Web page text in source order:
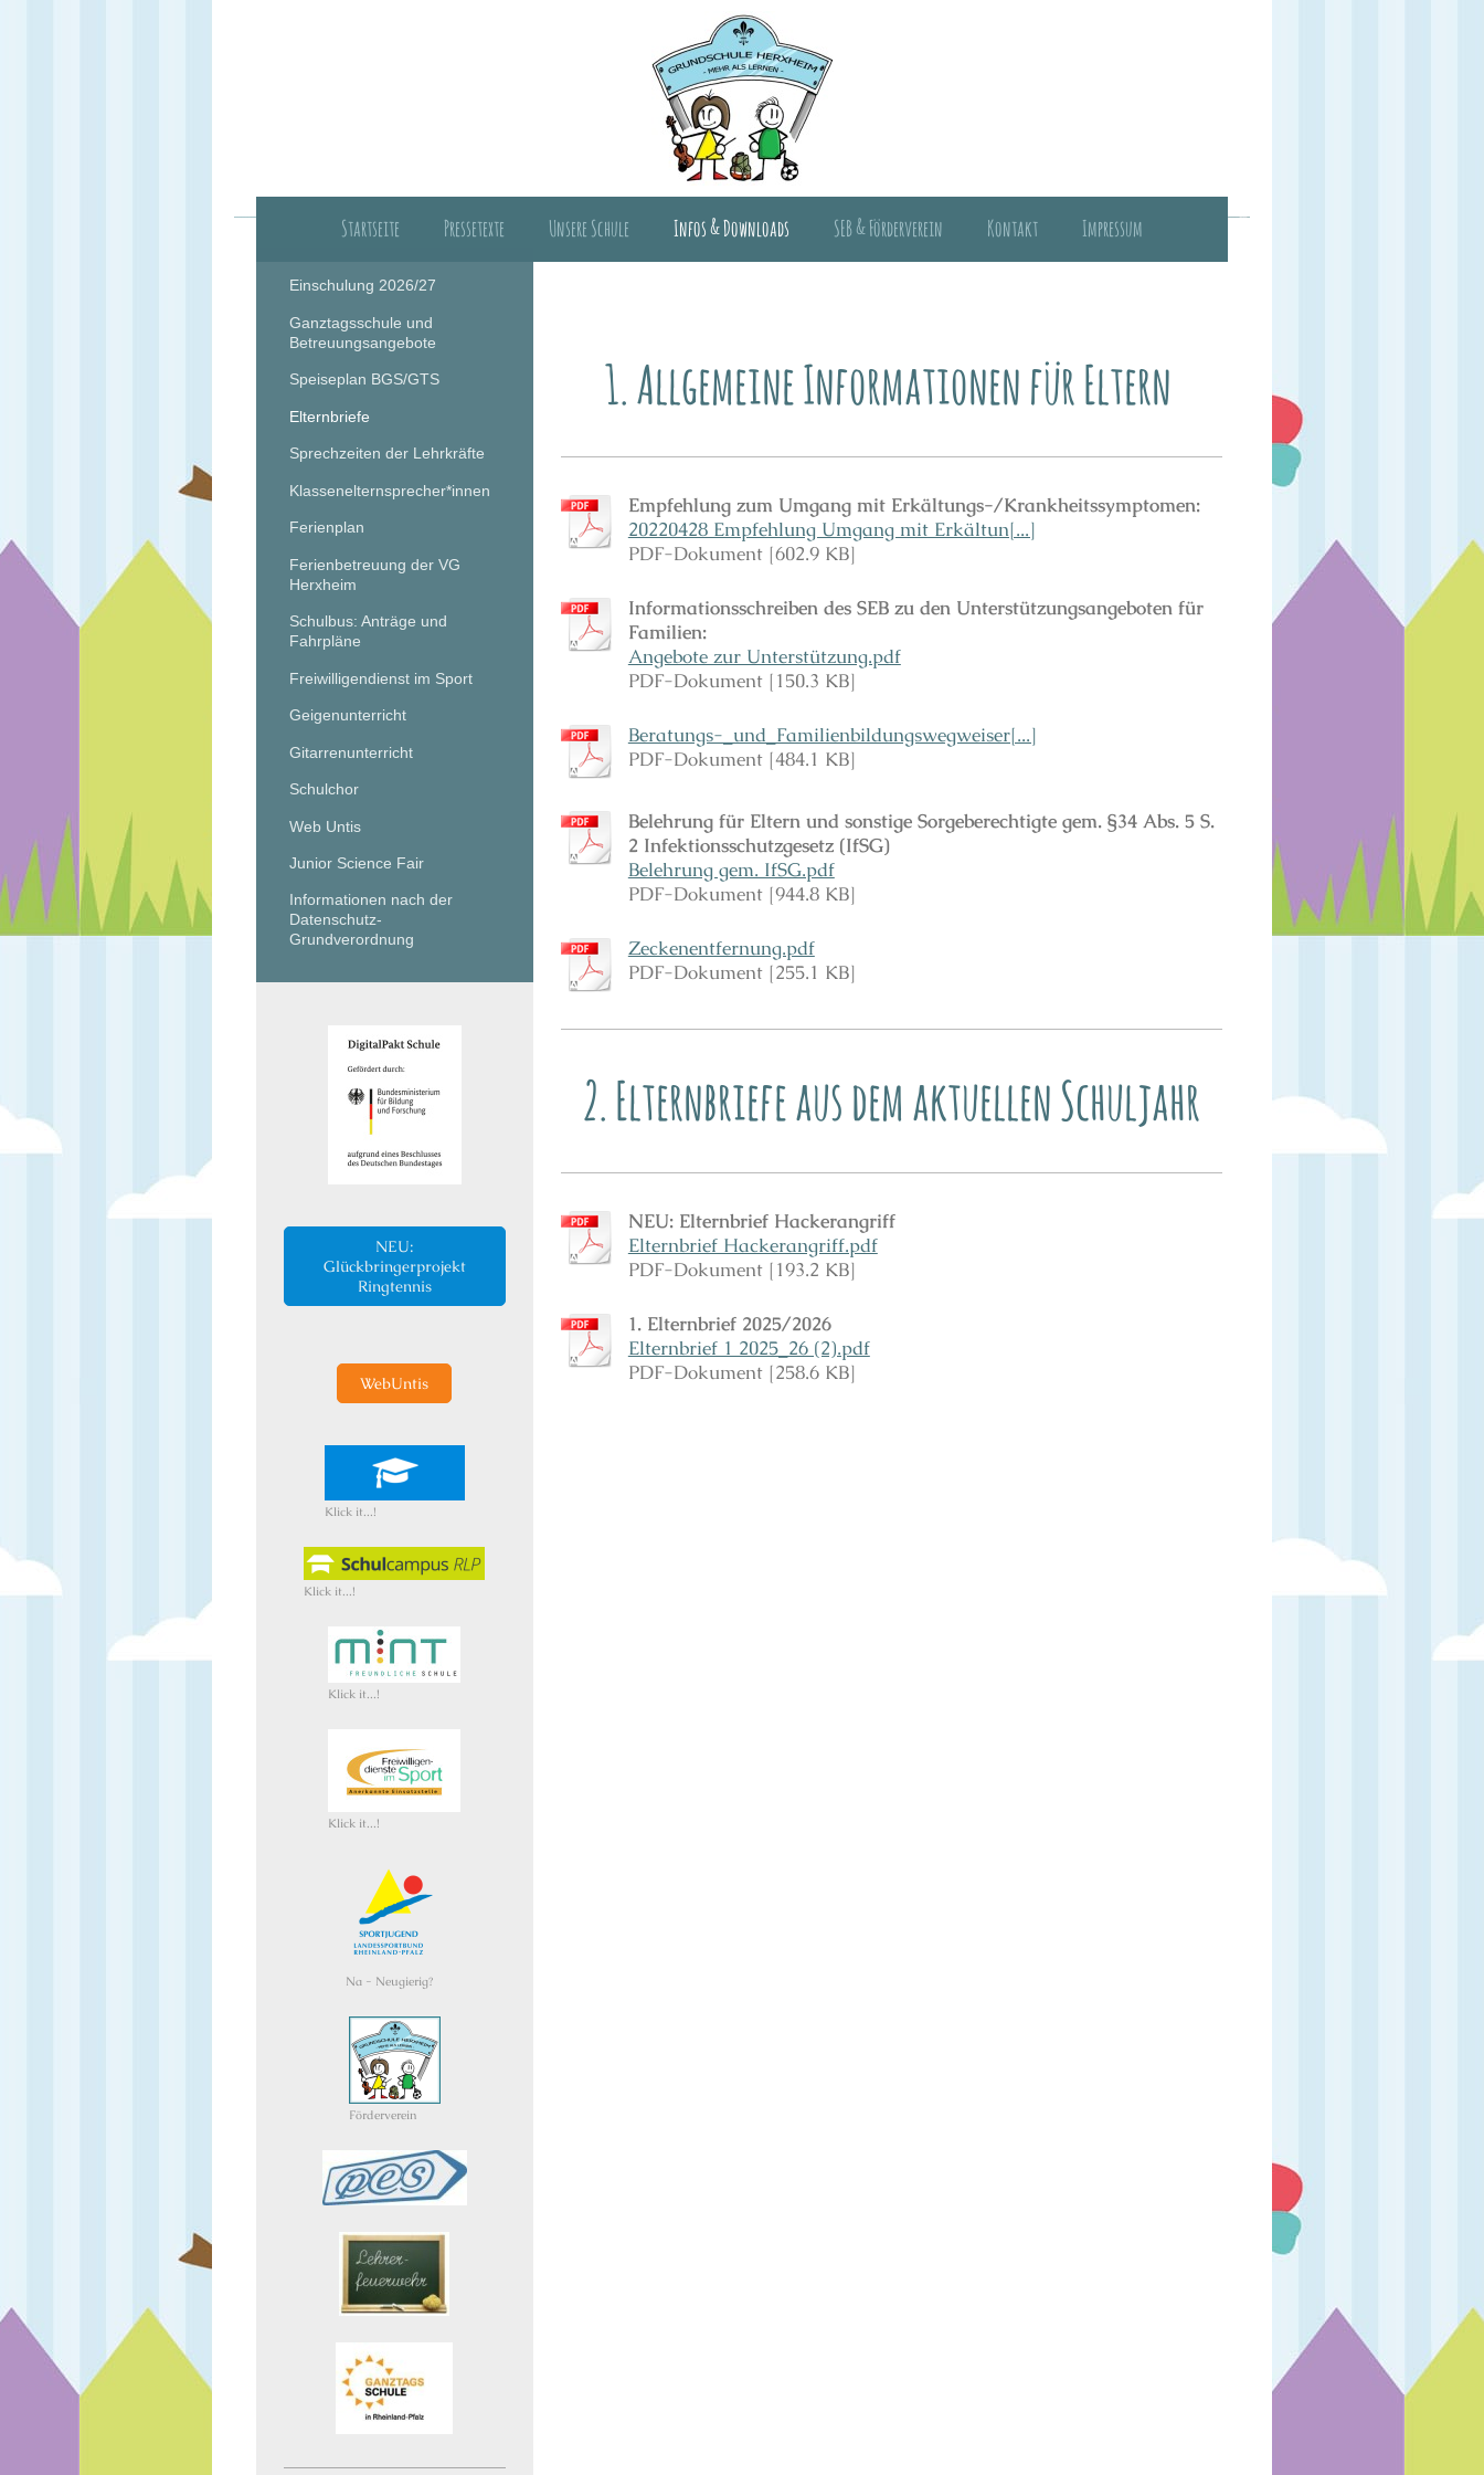
Startseite Pressetexte Unsere Schule Infos & Downloads SEB & Förderverein Kontakt Impressum
Herzlich Willkommen an der Grundschule Herxheim!
1. Allgemeine Informationen für Eltern
Empfehlung zum Umgang mit Erkältungs-/Krankheitssymptomen:
20220428 Empfehlung Umgang mit Erkältun[...]
PDF-Dokument [602.9 KB]
Informationsschreiben des SEB zu den Unterstützungsangeboten für
Familien:
Angebote zur Unterstützung.pdf
PDF-Dokument [150.3 KB]
Beratungs-_und_Familienbildungswegweiser[...]
PDF-Dokument [484.1 KB]
Belehrung für Eltern und sonstige Sorgeberechtigte gem. §34 Abs. 5 S.
2 Infektionsschutzgesetz (IfSG)
Belehrung gem. IfSG.pdf
PDF-Dokument [944.8 KB]
Zeckenentfernung.pdf
PDF-Dokument [255.1 KB]
2. Elternbriefe aus dem aktuellen Schuljahr
NEU: Elternbrief Hackerangriff
Elternbrief Hackerangriff.pdf
PDF-Dokument [193.2 KB]
1. Elternbrief 2025/2026
Elternbrief 1 2025_26 (2).pdf
PDF-Dokument [258.6 KB]
Einschulung 2026/27
Ganztagsschule und
Betreuungsangebote
Speiseplan BGS/GTS
Elternbriefe
Sprechzeiten der Lehrkräfte
Klassenelternsprecher*innen
Ferienplan
Ferienbetreuung der VG
Herxheim
Schulbus: Anträge und
Fahrpläne
Freiwilligendienst im Sport
Geigenunterricht
Gitarrenunterricht
Schulchor
Web Untis
Junior Science Fair
Informationen nach der
Datenschutz-
Grundverordnung
NEU:
Glückbringerprojekt
Ringtennis
WebUntis
Klick it...!
Klick it...!
Klick it...!
Klick it...!
Na - Neugierig?
Förderverein